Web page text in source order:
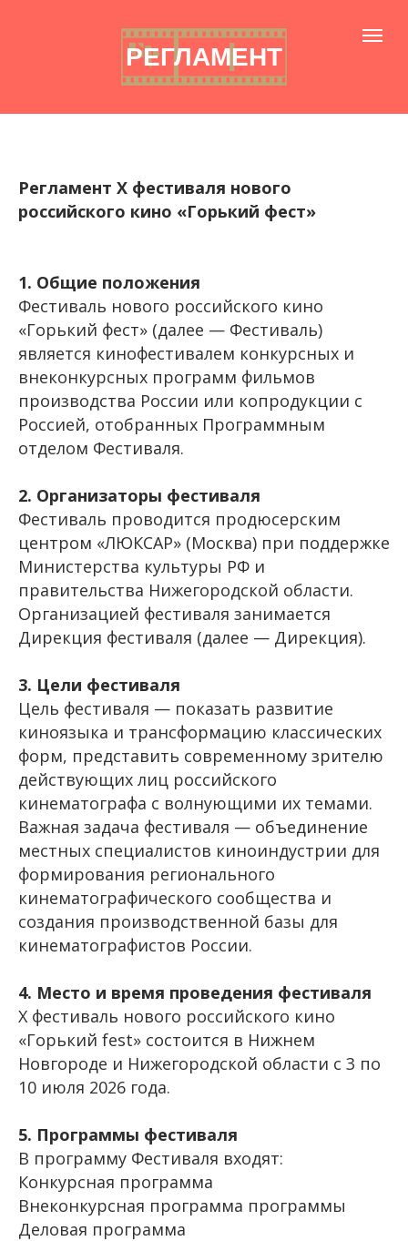
РЕГЛАМЕНТ
Регламент X фестиваля нового
российского кино «Горький фест»
1. Общие положения
Фестиваль нового российского кино
«Горький фест» (далее — Фестиваль)
является кинофестивалем конкурсных и
внеконкурсных программ фильмов
производства России или копродукции с
Россией, отобранных Программным
отделом Фестиваля.
2. Организаторы фестиваля
Фестиваль проводится продюсерским
центром «ЛЮКСАР» (Москва) при поддержке
Министерства культуры РФ и
правительства Нижегородской области.
Организацией фестиваля занимается
Дирекция фестиваля (далее — Дирекция).
3. Цели фестиваля
Цель фестиваля — показать развитие
киноязыка и трансформацию классических
форм, представить современному зрителю
действующих лиц российского
кинематографа с волнующими их темами.
Важная задача фестиваля — объединение
местных специалистов киноиндустрии для
формирования регионального
кинематографического сообщества и
создания производственной базы для
кинематографистов России.
4. Место и время проведения фестиваля
Х фестиваль нового российского кино
«Горький fest» состоится в Нижнем
Новгороде и Нижегородской области с 3 по
10 июля 2026 года.
5. Программы фестиваля
В программу Фестиваля входят:
Конкурсная программа
Внеконкурсная программа программы
Деловая программа